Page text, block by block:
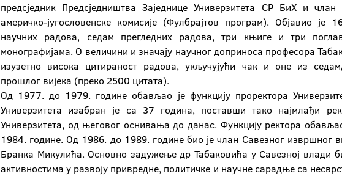
предсједник Предсједништва Заједнице Универзитета СР БиХ и члан
америчко-југословенске комисије (Фулбрајтов програм). Објавио је
научних радова, седам прегледних радова, три књиге и три
монографијама. О величини и значају научног доприноса професора
изузетно висока цитираност радова, укључујући чак и оне из
прошлог вијека (преко 2500 цитата).
Од 1977. до 1979. године обављао је функцију проректора
Универзитета изабран је са 37 година, поставши тако најмлађи
Универзитета, од његовог оснивања до данас. Функцију ректора
1984. године. Од 1986. до 1989. године био је члан Савезног извршног
Бранка Микулића. Основно задужење др Табаковића у Савезној влади
активностима у развоју привредне, политичке и научне сарадње са